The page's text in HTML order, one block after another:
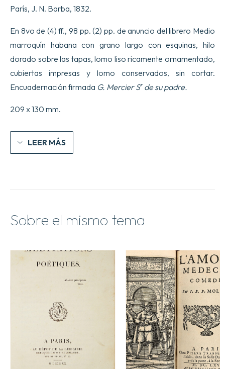
París, J. N. Barba, 1832.
En 8vo de (4) ff., 98 pp. (2) pp. de anuncio del librero Medio
marroquín habana con grano largo con esquinas, hilo
dorado sobre las tapas, lomo liso ricamente ornamentado,
cubiertas impresas y lomo conservados, sin cortar.
Encuadernación firmada G. Mercier Srde su padre.
209 x 130 mm.
LEER MÁS
Sobre el mismo tema